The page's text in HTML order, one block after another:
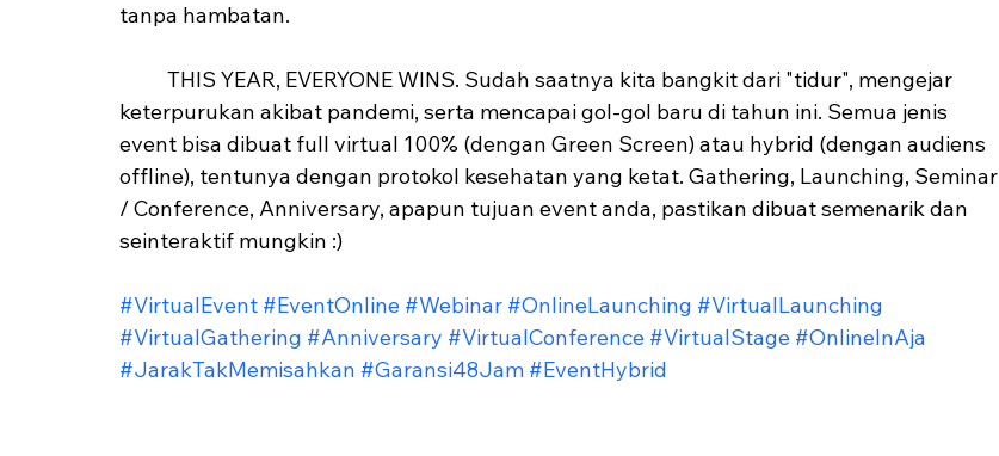
tanpa hambatan.
keterpurukan akibat pandemi, serta mencapai gol-gol baru di tahun ini. Semua jenis
event bisa dibuat full virtual 100% (dengan Green Screen) atau hybrid (dengan audiens
offline), tentunya dengan protokol kesehatan yang ketat. Gathering, Launching, Seminar
/ Conference, Anniversary, apapun tujuan event anda, pastikan dibuat semenarik dan
seinteraktif mungkin :)
#VirtualEvent #EventOnline #Webinar #OnlineLaunching #VirtualLaunching
#VirtualGathering #Anniversary #VirtualConference #VirtualStage #OnlineInAja
#JarakTakMemisahkan #Garansi48Jam #EventHybrid